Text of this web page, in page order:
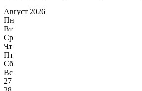
Август 2026
Пн
Вт
Ср
Чт
Пт
Сб
Вс
27